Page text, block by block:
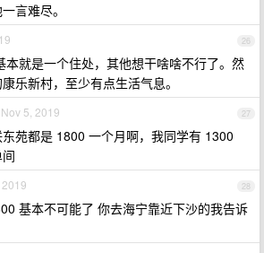
言难尽。
26
本就是一个住处，其他想干啥啥不行了。然
乐新村，至少有点生活气息。
27
Nov 5, 2019
苑都是 1800 一个月啊，我同学有 1300
28
基本不可能了 你去海宁靠近下沙的我告诉